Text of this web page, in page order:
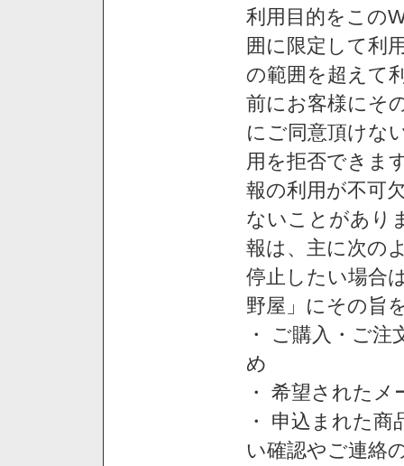
利用目的をこの
囲に限定して利
の範囲を超えて
前にお客様にそ
にご同意頂けな
用を拒否できま
報の利用が不可
ないことがあり
報は、主に次の
停止したい場合
野屋」にその旨
・ ご購入・ご
め
・ 希望された
・ 申込まれた
い確認やご連絡